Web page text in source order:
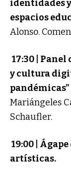
identidades
espacios
Alonso.
17:30 |
y cultura
pandémicas”
Mariángeles
Schaufler.
19:00 |
artísticas.